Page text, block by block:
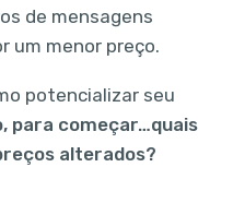
de mensagens
um menor preço.
potencializar seu
para começar…quais
alterados?